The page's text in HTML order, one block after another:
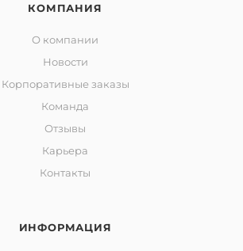
КОМПАНИЯ
О компании
Новости
Корпоративные заказы
Команда
Отзывы
Карьера
Контакты
ИНФОРМАЦИЯ